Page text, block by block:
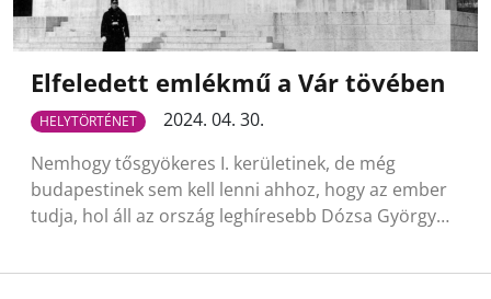
Elfeledett emlékmű a Vár tövében
HELYTÖRTÉNET
2024. 04. 30.
Nemhogy tősgyökeres I. kerületinek, de még
budapestinek sem kell lenni ahhoz, hogy az ember
tudja, hol áll az ország leghíresebb Dózsa György…